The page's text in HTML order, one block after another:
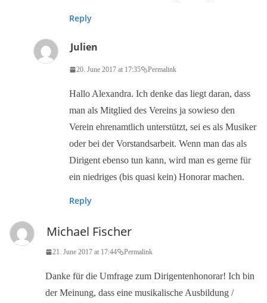
Reply
Julien
20. June 2017 at 17:35 Permalink
Hallo Alexandra. Ich denke das liegt daran, dass
man als Mitglied des Vereins ja sowieso den
Verein ehrenamtlich unterstützt, sei es als Musiker
oder bei der Vorstandsarbeit. Wenn man das als
Dirigent ebenso tun kann, wird man es gerne für
ein niedriges (bis quasi kein) Honorar machen.
Reply
Michael Fischer
21. June 2017 at 17:44 Permalink
Danke für die Umfrage zum Dirigentenhonorar! Ich bin
der Meinung, dass eine musikalische Ausbildung /